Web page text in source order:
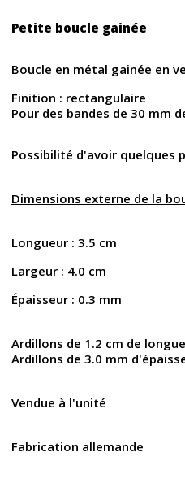
Petite boucle gainée
Boucle en métal gainée en
Finition : rectangulaire
Pour des bandes de 30 mm
Possibilité d'avoir quelques
Dimensions externe de la
Longueur : 3.5 cm
Largeur : 4.0 cm
Épaisseur : 0.3 mm
Ardillons de 1.2 cm de
Ardillons de 3.0 mm
Vendue à l'unité
Fabrication allemande